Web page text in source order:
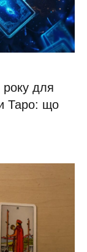
року для
Таро: що